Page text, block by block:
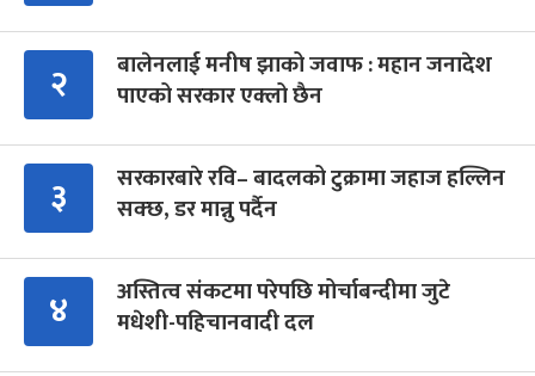
२
बालेनलाई मनीष झाको जवाफ : महान जनादेश
पाएको सरकार एक्लो छैन
३
सरकारबारे रवि– बादलको टुक्रामा जहाज हल्लिन
सक्छ, डर मान्नु पर्दैन
४
अस्तित्व संकटमा परेपछि मोर्चाबन्दीमा जुटे
मधेशी-पहिचानवादी दल